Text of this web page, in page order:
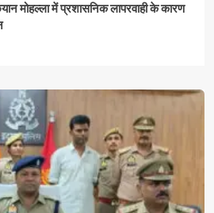
मोहल्ला में प्रशासनिक लापरवाही के कारण